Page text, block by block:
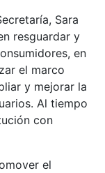
Sara
resguardar y
en
el marco
y mejorar la
Al tiempo
con
el